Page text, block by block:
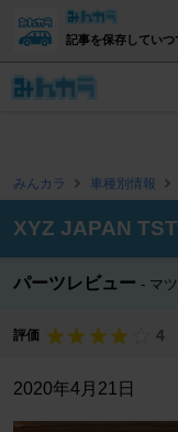
記事を保存していつ
みんカラ 車種別情報
XYZ JAPAN
パーツレビュー マ
評価 4
2020年4月21日